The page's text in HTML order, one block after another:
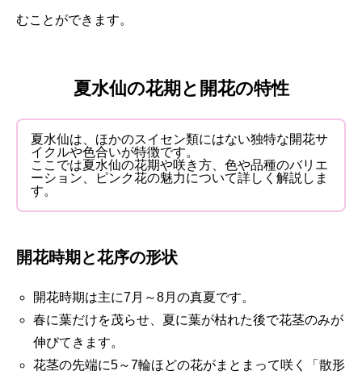
むことができます。
夏水仙の花期と開花の特性
夏水仙は、ほかのスイセン類にはない独特な開花サ
イクルや色合いが特徴です。
ここでは夏水仙の花期や咲き方、色や品種のバリエ
ーション、ピンク花の魅力について詳しく解説しま
す。
開花時期と花序の形状
開花時期は主に7月～8月の真夏です。
春に葉だけを茂らせ、夏に葉が枯れた後で花茎のみが
伸びてきます。
花茎の先端に5～7輪ほどの花がまとまって咲く「散形